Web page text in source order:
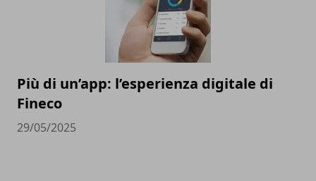
Più di un’app: l’esperienza digitale di
Fineco
29/05/2025